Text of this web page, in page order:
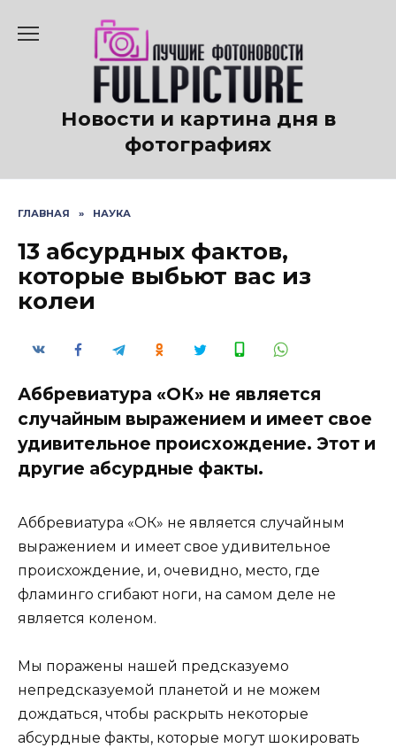
содержанию
Новости и картина дня в
фотографиях
ГЛАВНАЯ » НАУКА
13 абсурдных фактов,
которые выбьют вас из
колеи
Аббревиатура «ОК» не является
случайным выражением и имеет свое
удивительное происхождение. Этот и
другие абсурдные факты.
Аббревиатура «ОК» не является случайным
выражением и имеет свое удивительное
происхождение, и, очевидно, место, где
фламинго сгибают ноги, на самом деле не
является коленом.
Мы поражены нашей предсказуемо
непредсказуемой планетой и не можем
дождаться, чтобы раскрыть некоторые
абсурдные факты, которые могут шокировать